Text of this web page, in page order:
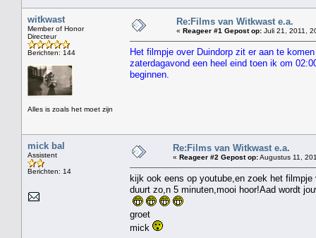
witkwast
Member of Honor
Directeur
Berichten: 144
Alles is zoals het moet zijn
Re:Films van Witkwast e.a.
« Reageer #1 Gepost op: Juli 21, 2011,
Het filmpje over Duindorp zit er aan te
zaterdagavond een heel eind toen ik om
beginnen.
mick bal
Assistent
Berichten: 14
Re:Films van Witkwast e.a.
« Reageer #2 Gepost op:Augustus 11,
kijk ook eens op youtube,en zoek het
duurt zo,n 5 minuten,mooi hoor!Aad wordt
groet
mick